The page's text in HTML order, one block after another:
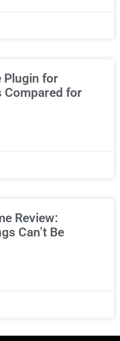
Plugin for
Compared for
Review:
Can’t Be